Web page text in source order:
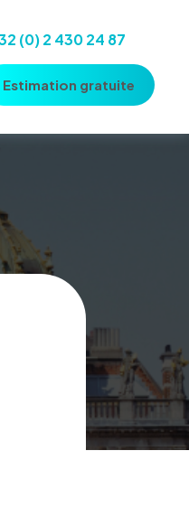
(0) 2 430 24 87
Estimation gratuite